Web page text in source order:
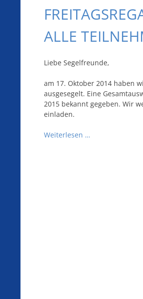
ALLE
Liebe Segelfreunde,
am 17. Oktober 2014 haben
ausgesegelt. Eine
2015 bekannt gegeben. Wir
einladen.
Weiterlesen …